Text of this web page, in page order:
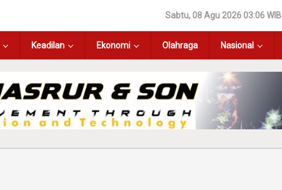
Sabtu, 08 Agu 2026 03:06 WIB
Keadilan Ekonomi Olahraga Nasional